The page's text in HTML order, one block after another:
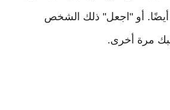
أيضًا. أو "اجعل" ذلك الشخص
مرة أخرى.